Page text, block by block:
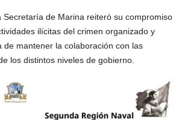
Secretaría de Marina reiteró su compromiso
ilícitas del crimen organizado y
de mantener la colaboración con las
los distintos niveles de gobierno.